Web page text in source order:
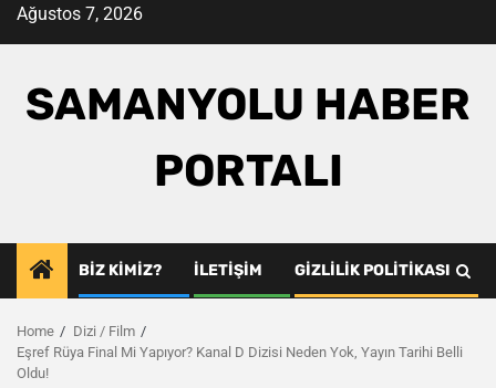
SkipAğustos 7, 2026
SAMANYOLU HABER
PORTALI
BIZ KIMIZ? İLETIŞIM GIZLILIK POLITIKASI
Home
Dizi / Film
Eşref Rüya Final Mi Yapıyor? Kanal D Dizisi Neden Yok, Yayın Tarihi Belli
Oldu!